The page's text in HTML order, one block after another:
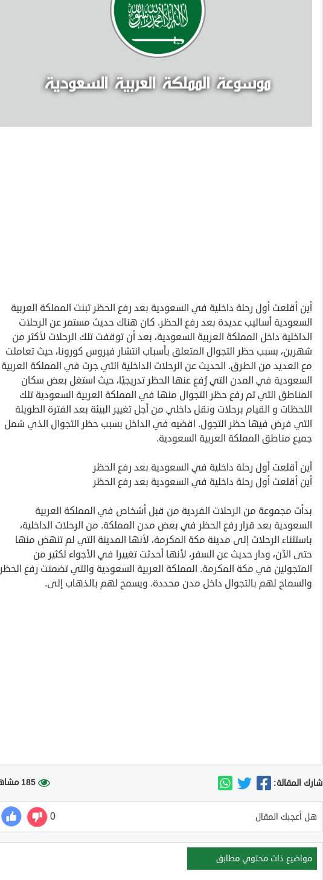
أين أقلعت أول رحلة داخلية في السعودية بعد رفع الحظر تبنت المملكة العربية
السعودية أساليب عديدة بعد رفع الحظر. كان هناك حديث مستمر عن الرحلات
الداخلية داخل المملكة العربية السعودية، بعد أن توقفت تلك الرحلات لأكثر من
شهرين، بسبب حظر التجوال المتعلق بأسباب انتشار فيروس كورونا، حيث تعاملت
مع العديد من الطرق. الحديث عن الرحلات الداخلية التي جرت في المملكة العربية
السعودية في المدن التي رُفع عنها الحظر تدريجيًا، حيث استغل بعض سكان
المناطق التي تم رفع حظر التجوال منها في المملكة العربية السعودية تلك
اللحظات و القيام برحلات ونقل داخلي من أجل تغيير البيئة بعد الفترة الطويلة
التي فرض فيها حظر التجول. اقضيه في الداخل بسبب حظر التجوال الذي شمل
جميع مناطق المملكة العربية السعودية.
أين أقلعت أول رحلة داخلية في السعودية بعد رفع الحظر
أين أقلعت أول رحلة داخلية في السعودية بعد رفع الحظر
بدأت مجموعة من الرحلات الفردية من قبل أشخاص في المملكة العربية
السعودية بعد قرار رفع الحظر في بعض مدن المملكة. من الرحلات الداخلية،
باستثناء الرحلات إلى مدينة مكة المكرمة، لأنها المدينة التي لم تنهض منها
حتى الآن، ودار حديث عن السفر، لأنها أحدثت تغييرا في الأجواء لكثير من
المتجولين في مكة المكرمة. المملكة العربية السعودية والتي تضمنت رفع الحظر
والسماح لهم بالتجوال داخل مدن محددة. ويسمح لهم بالذهاب إلى.
شارك المقالة: 185 مشاهدة
هل أعجبك المقال 0
مواضيع ذات محتوي مطابق